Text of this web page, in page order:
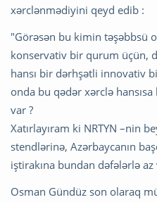
xərclənmədiyini qeyd edib :
"Görəsən bu kimin təşəbbsü
konservativ bir qurum üçün,
hansı bir dərhşətli innovativ
onda bu qədər xərclə
var ?
Xatırlayıram ki NRTYN –nin
stendlərinə, Azərbaycanın
iştirakına bundan dəfələrlə
Osman Gündüz son olaraq